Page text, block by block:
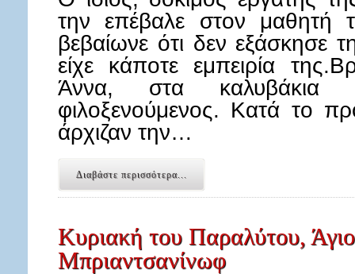
την επέβαλε στον μαθητή
βεβαίωνε ότι δεν εξάσκησε
είχε κάποτε εμπειρία
Άννα, στα καλυβάκια
φιλοξενούμενος. Κατά το
άρχιζαν την…
Διαβάστε περισσότερα...
Κυριακή του Παραλύτου,
Μπριαντσανίνωφ